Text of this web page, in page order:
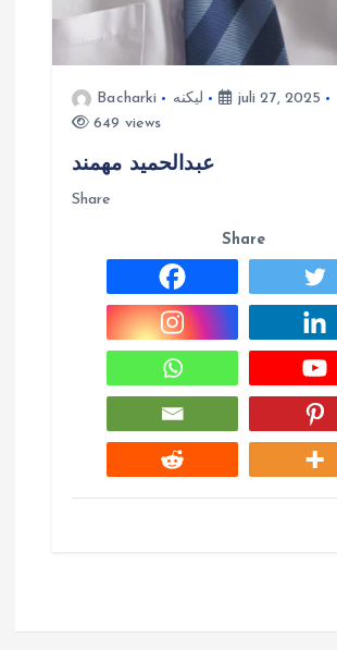
Bacharki لیکنه
juli 27, 2025
649 views
عبدالحمید مهمند
Share
Share